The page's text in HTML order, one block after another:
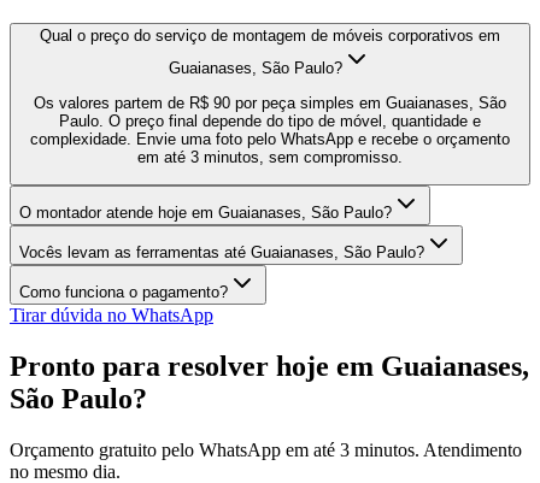
Qual o preço do serviço de montagem de móveis corporativos em
Guaianases, São Paulo?
Os valores partem de R$ 90 por peça simples em Guaianases, São
Paulo. O preço final depende do tipo de móvel, quantidade e
complexidade. Envie uma foto pelo WhatsApp e recebe o orçamento
em até 3 minutos, sem compromisso.
O montador atende hoje em Guaianases, São Paulo?
Vocês levam as ferramentas até Guaianases, São Paulo?
Como funciona o pagamento?
Tirar dúvida no WhatsApp
Pronto para resolver hoje em Guaianases,
São Paulo?
Orçamento gratuito pelo WhatsApp em até 3 minutos. Atendimento
no mesmo dia.